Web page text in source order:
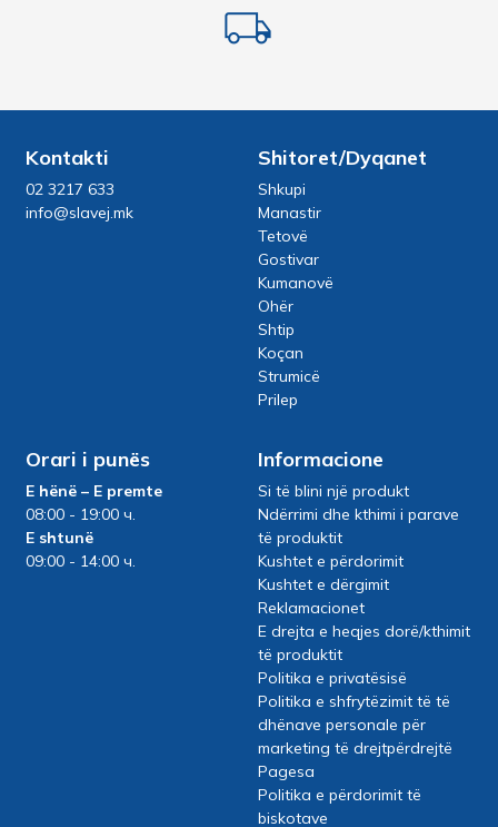
Kontakti
02 3217 633
info@slavej.mk
Shitoret/Dyqanet
Shkupi
Manastir
Tetovë
Gostivar
Kumanovë
Ohër
Shtip
Koçan
Strumicë
Prilep
Orari i punës
E hënë – E premte
08:00 - 19:00 ч.
E shtunë
09:00 - 14:00 ч.
Informacione
Si të blini një produkt
Ndërrimi dhe kthimi i parave
të produktit
Kushtet e përdorimit
Kushtet e dërgimit
Reklamacionet
E drejta e heqjes dorë/kthimit
të produktit
Politika e privatësisë
Politika e shfrytëzimit të të
dhënave personale për
marketing të drejtpërdrejtë
Pagesa
Politika e përdorimit të
biskotave